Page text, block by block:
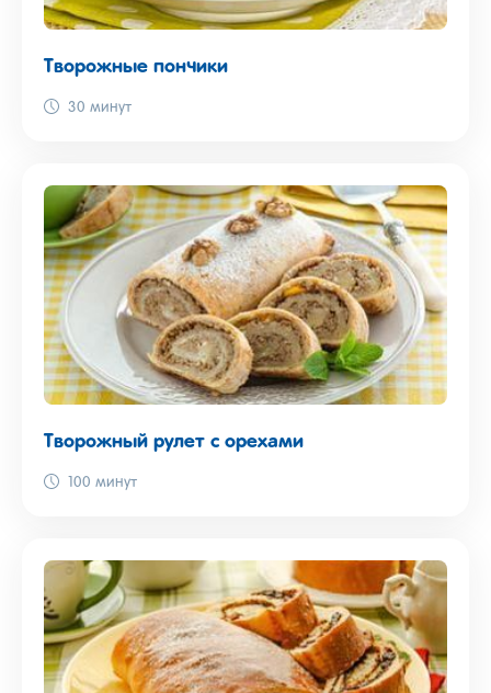
Творожные пончики
30 минут
Творожный рулет с орехами
100 минут